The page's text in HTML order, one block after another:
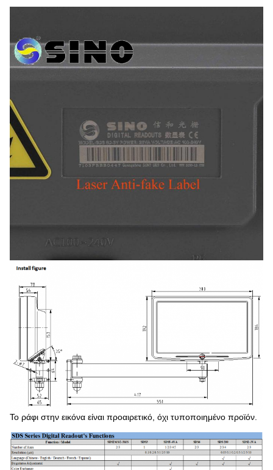
Το ράφι στην εικόνα είναι προαιρετικό, όχι τυποποιημένο προϊόν.